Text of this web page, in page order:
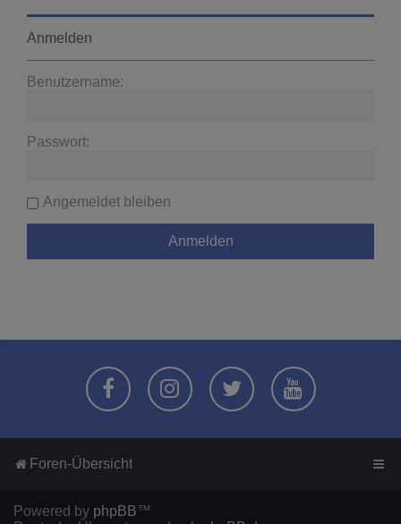
Anmelden
Benutzername:
Passwort:
Angemeldet bleiben
Foren-Übersicht
Powered by phpBB™